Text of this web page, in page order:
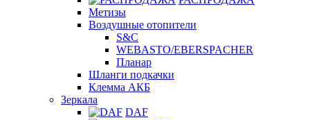
Метизы
Воздушные отопители
S&C
WEBASTO/EBERSPACHER
Планар
Шланги подкачки
Клемма АКБ
Зеркала
DAF